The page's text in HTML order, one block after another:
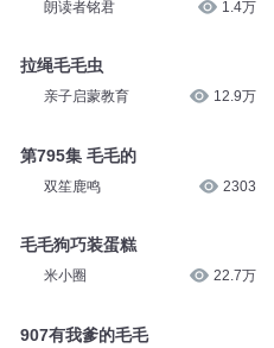
朗读者铭君 1.4万
拉绳毛毛虫
亲子启蒙教育 12.9万
第795集 毛毛的
双笙鹿鸣 2303
毛毛狗巧装蛋糕
米小圈 22.7万
907有我爹的毛毛